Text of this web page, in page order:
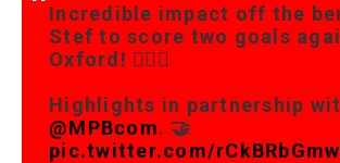
Incredible impact off the
Stef to score two goals
Oxford! 😮‍💨🔥
Highlights in partnership
@MPBcom. 🤝
pic.twitter.com/